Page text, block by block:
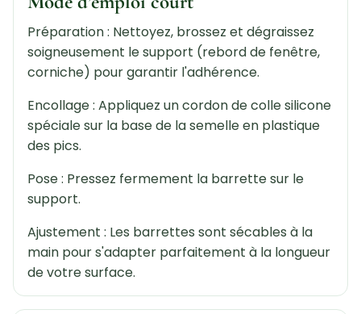
Préparation : Nettoyez, brossez et dégraissez
soigneusement le support (rebord de fenêtre,
corniche) pour garantir l'adhérence.
Encollage : Appliquez un cordon de colle silicone
spéciale sur la base de la semelle en plastique
des pics.
Pose : Pressez fermement la barrette sur le
support.
Ajustement : Les barrettes sont sécables à la
main pour s'adapter parfaitement à la longueur
de votre surface.